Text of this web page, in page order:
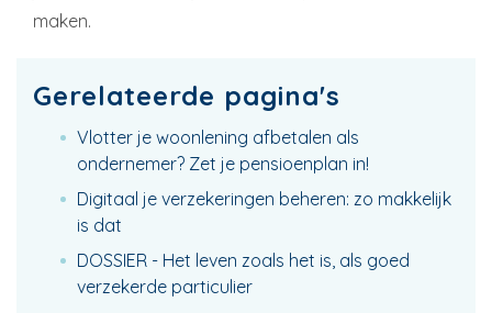
maken.
Gerelateerde pagina's
Vlotter je woonlening afbetalen als
ondernemer? Zet je pensioenplan in!
Digitaal je verzekeringen beheren: zo makkelijk
is dat
DOSSIER - Het leven zoals het is, als goed
verzekerde particulier